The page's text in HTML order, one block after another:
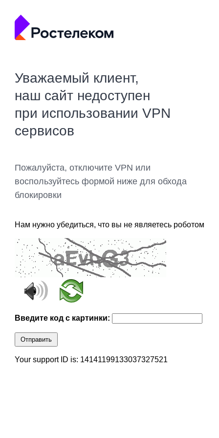
Уважаемый клиент,
наш сайт недоступен
при использовании VPN
сервисов
Пожалуйста, отключите VPN или
воспользуйтесь формой ниже для обхода
блокировки
Нам нужно убедиться, что вы не являетесь роботом
Введите код с картинки:
Отправить
Your support ID is: 14141199133037327521